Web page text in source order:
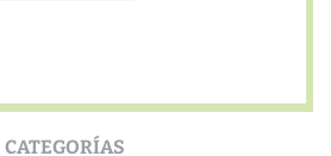
CATEGORÍAS